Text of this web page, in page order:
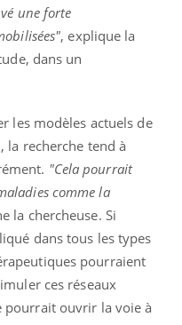
une forte
, explique la
dans un
les modèles actuels de
la recherche tend à
"Cela pourrait
comme la
la chercheuse. Si
dans tous les types
pourraient
ces réseaux
pourrait ouvrir la voie à